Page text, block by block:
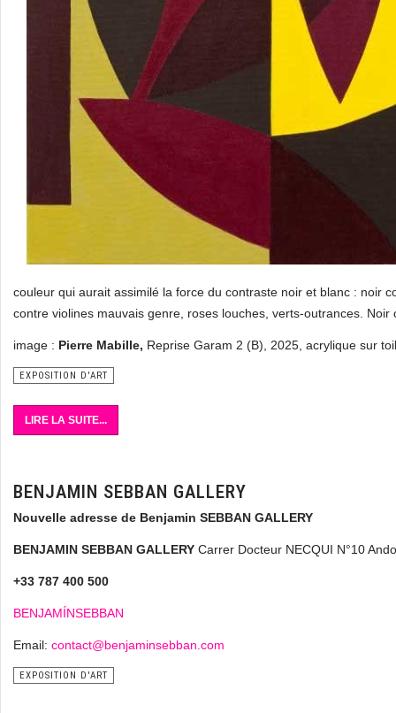
couleur qui aurait assimilé la force du contraste noir et blanc : noir
contre violines mauvais genre, roses louches, verts-outrances.
image : Pierre Mabille, Reprise Garam 2 (B), 2025, acrylique sur
EXPOSITION D'ART
LIRE LA SUITE...
BENJAMIN SEBBAN GALLERY
Nouvelle adresse de Benjamin SEBBAN GALLERY
BENJAMIN SEBBAN GALLERY Carrer Docteur NECQUI N°10
+33 787 400 500
BENJAMÍNSEBBAN
Email: contact@benjaminsebban.com
EXPOSITION D'ART